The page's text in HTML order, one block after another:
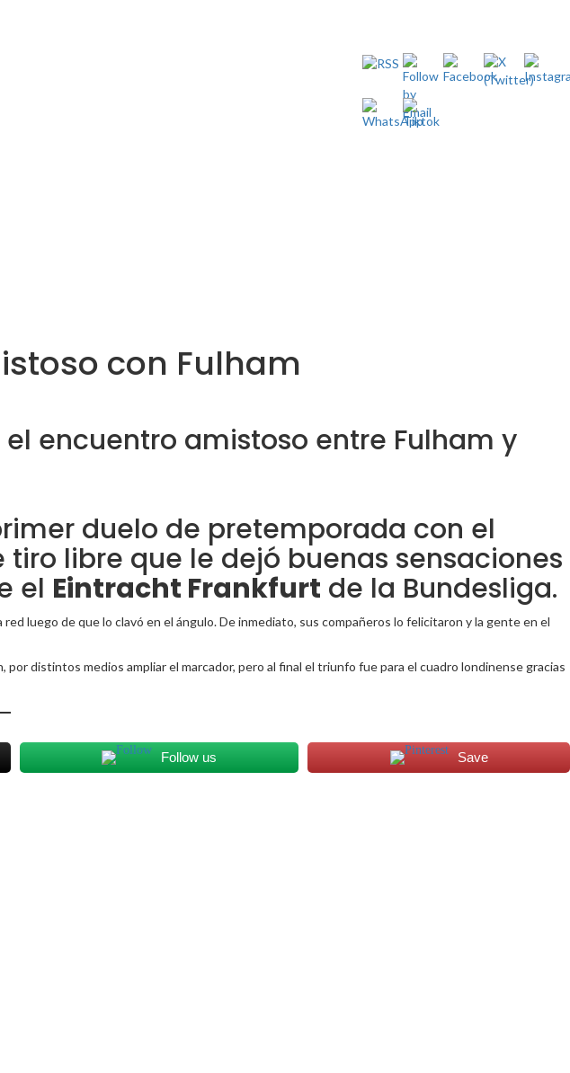
con Fulham
encuentro amistoso entre Fulham y
duelo de pretemporada con el
tiro libre que le dejó buenas sensaciones
el Eintracht Frankfurt de la Bundesliga.
luego de que lo clavó en el ángulo. De inmediato, sus compañeros lo felicitaron y la gente en el
distintos medios ampliar el marcador, pero al final el triunfo fue para el cuadro londinense gracias
Follow us Save